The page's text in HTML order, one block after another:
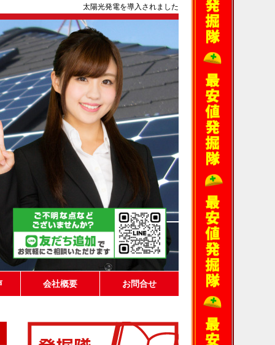
太陽光発電を導入されました
会社概要 お問合せ